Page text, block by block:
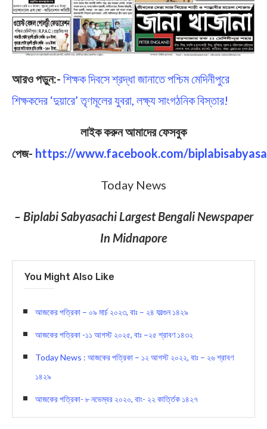
আরও পড়ুন:- শিক্ষক দিবসে শ্রদ্ধা জানাতে পশ্চিম মেদিনীপুরে
শিক্ষকদের ‘দুয়ারে’ তৃণমূলের যুবরা, লক্ষ্য সাংগঠনিক বিস্তার!
লাইক করুন আমাদের ফেসবুক
পেজ- https://www.facebook.com/
Today News
– Biplabi Sabyasachi Largest Bengali Newspaper
In Midnapore
You Might Also Like
আজকের পত্রিকা – ০৯ মার্চ ২০২৩, বাঃ – ২৪ ফাল্গুন ১৪২৯
আজকের পত্রিকা -১১ আগস্ট ২০২৫, বাঃ –২৫ শ্রাবণ ১৪৩২
Today News : আজকের পত্রিকা – ১২ আগস্ট ২০২২, বাঃ – ২৬ শ্রাবণ
১৪২৯
আজকের পত্রিকা- ৮ নভেম্বর ২০২০, বাং- ২২ কার্ত্তিক ১৪২৭